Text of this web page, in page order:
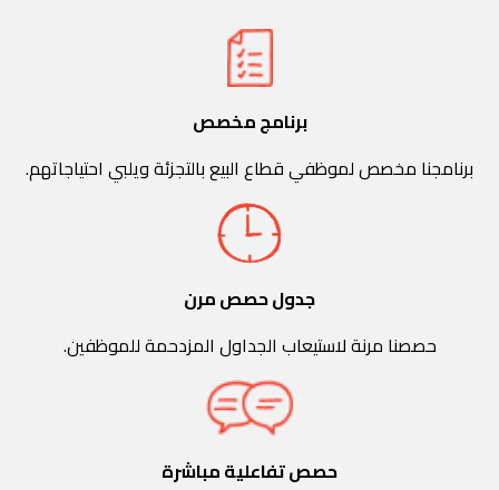
برنامج مخصص
برنامجنا مخصص لموظفي قطاع البيع بالتجزئة ويلبي احتياجاتهم.
جدول حصص مرن
حصصنا مرنة لاستيعاب الجداول المزدحمة للموظفين.
حصص تفاعلية مباشرة